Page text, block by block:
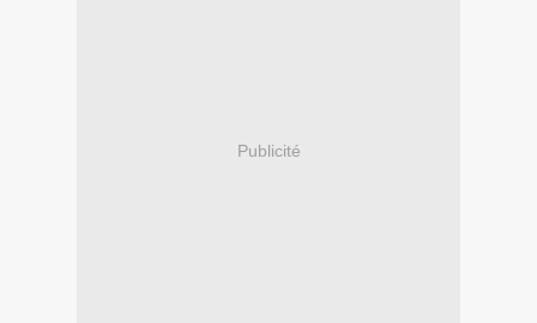
Publicité